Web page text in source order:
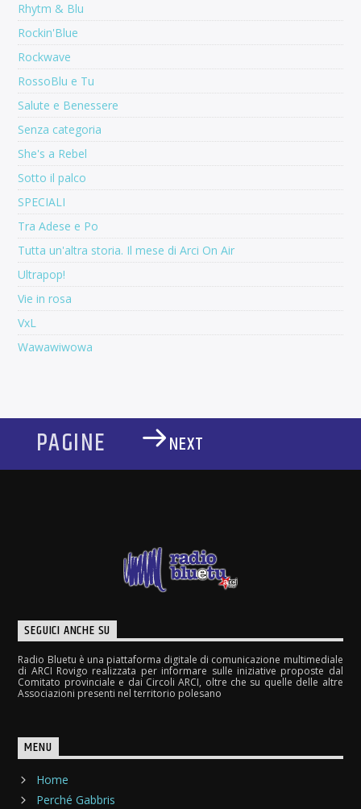
Rhytm & Blu
Rockin'Blue
Rockwave
RossoBlu e Tu
Salute e Benessere
Senza categoria
She's a Rebel
Sotto il palco
SPECIALI
Tra Adese e Po
Tutta un'altra storia. Il mese di Arci On Air
Ultrapop!
Vie in rosa
VxL
Wawawiwowa
PAGINE NEXT
SEGUICI ANCHE SU
Radio Bluetu è una piattaforma digitale di comunicazione multimediale
di ARCI Rovigo realizzata per informare sulle iniziative proposte dal
Comitato provinciale e dai Circoli ARCI, oltre che su quelle delle altre
Associazioni presenti nel territorio polesano
MENU
Home
Perché Gabbris